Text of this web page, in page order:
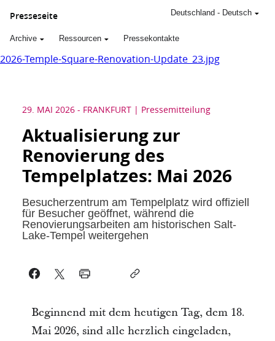
Presseseite
Archive Ressourcen Pressekontakte
Deutschland - Deutsch
2026-Temple-Square-Renovation-Update_23.jpg
29. MAI 2026 - FRANKFURT Pressemitteilung
Aktualisierung zur
Renovierung des
Tempelplatzes: Mai 2026
Besucherzentrum am Tempelplatz wird offiziell
für Besucher geöffnet, während die
Renovierungsarbeiten am historischen Salt-
Lake-Tempel weitergehen
Beginnend mit dem heutigen Tag, dem 18.
Mai 2026, sind alle herzlich eingeladen,